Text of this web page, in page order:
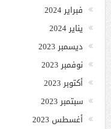
فبراير 2024
يناير 2024
ديسمبر 2023
نوفمبر 2023
أكتوبر 2023
سبتمبر 2023
أغسطس 2023